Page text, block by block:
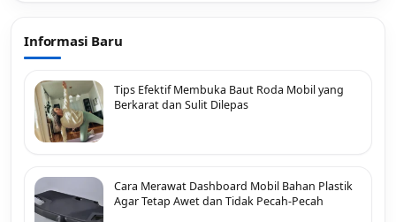
Informasi Baru
Tips Efektif Membuka Baut Roda Mobil yang
Berkarat dan Sulit Dilepas
Cara Merawat Dashboard Mobil Bahan Plastik
Agar Tetap Awet dan Tidak Pecah-Pecah